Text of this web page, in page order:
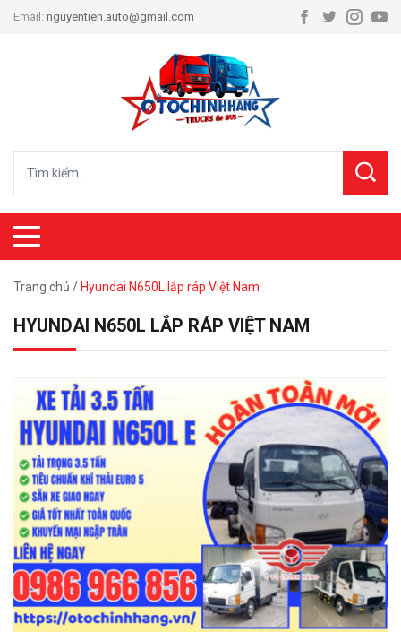
Email: nguyentien.auto@gmail.com
Trang chủ / Hyundai N650L lắp ráp Việt Nam
HYUNDAI N650L LẮP RÁP VIỆT NAM